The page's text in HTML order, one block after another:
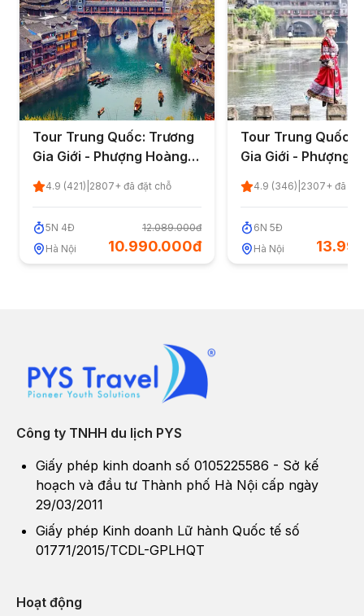
Tour Trung Quốc: Trương
Gia Giới - Phượng Hoàng
Cổ Trấn 5 ngày 4 đêm từ
Hà Nội - Nghỉ lễ 30/4 -
4.9 (421) 2807+ đã đặt chỗ
5N 4Đ
Hà Nội
12.089.000đ
10.990.000đ
Tour Trung Quốc:
Gia Giới - Phượng
cổ trấn - Miêu trại
Nhung 6 ngày 5
1/5/2026 (Đã kết
4.9 (346) 2307+ đã
6N 5Đ
Hà Nội
Công ty TNHH du lịch PYS
Giấy phép kinh doanh số 0105225586 - Sở kế
hoạch và đầu tư Thành phố Hà Nội cấp ngày
29/03/2011
Giấy phép Kinh doanh Lữ hành Quốc tế số
01771/2015/TCDL-GPLHQT
Hoạt động